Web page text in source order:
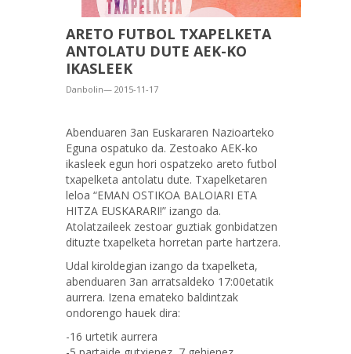
ARETO FUTBOL TXAPELKETA
ANTOLATU DUTE AEK-KO
IKASLEEK
Danbolin— 2015-11-17
Abenduaren 3an Euskararen Nazioarteko
Eguna ospatuko da. Zestoako AEK-ko
ikasleek egun hori ospatzeko areto futbol
txapelketa antolatu dute. Txapelketaren
leloa “EMAN OSTIKOA BALOIARI ETA
HITZA EUSKARARI!” izango da.
Atolatzaileek zestoar guztiak gonbidatzen
dituzte txapelketa horretan parte hartzera.
Udal kiroldegian izango da txapelketa,
abenduaren 3an arratsaldeko 17:00etatik
aurrera. Izena emateko baldintzak
ondorengo hauek dira:
-16 urtetik aurrera